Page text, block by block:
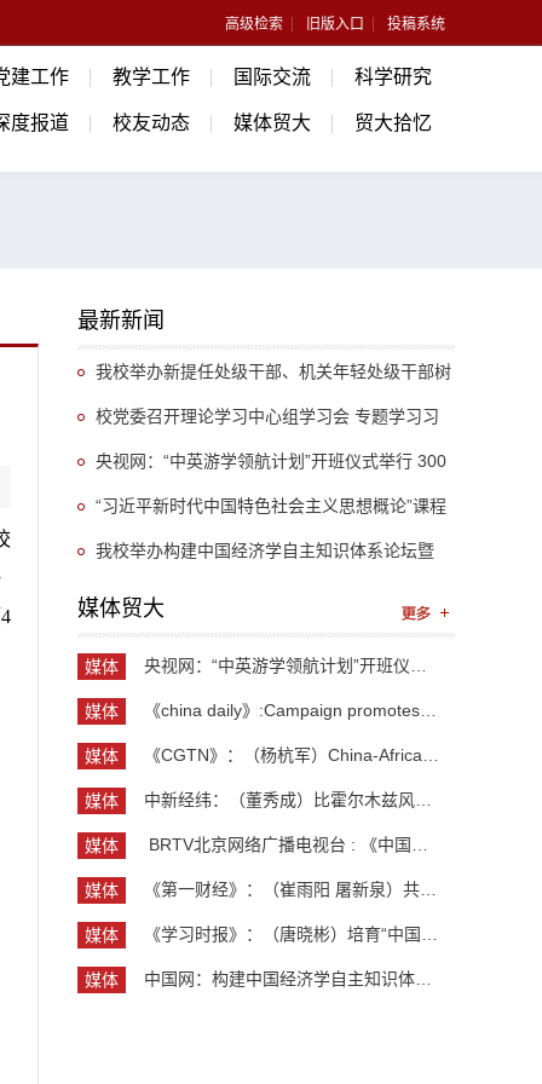
高级检索 旧版入口 投稿系统
建工作 教学工作 国际交流 科学研究
度报道 校友动态 媒体贸大 贸大拾忆
最新新闻
我校举办新提任处级干部、机关年轻处级干部树
立和践行正确政绩观专题培训班
校党委召开理论学习中心组学习会 专题学习习
近平总书记关于推动哲学社会科学高质量发展的重
要指示精神
央视网：“中英游学领航计划”开班仪式举行 300
余名英国学生开启“游学中国”旅程
“习近平新时代中国特色社会主义思想概论”课程
“UIBE新思想大讲堂”第九讲开讲
我校举办构建中国经济学自主知识体系论坛暨
《中国开放型经济学》教学研讨会
媒体贸大
媒体
媒体
媒体
媒体
媒体
媒体
媒体
媒体